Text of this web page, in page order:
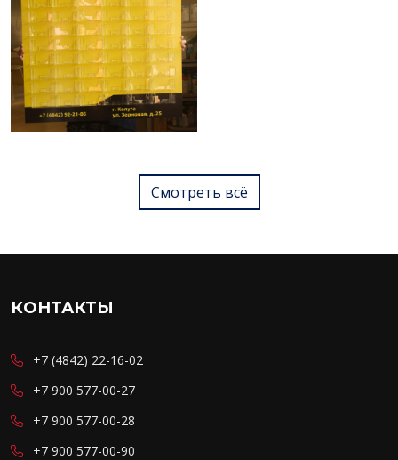
Смотреть всё
КОНТАКТЫ
+7 (4842) 22-16-02
+7 900 577-00-27
+7 900 577-00-28
+7 900 577-00-90